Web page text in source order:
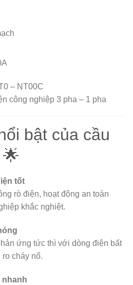
– NT00C
công nghiệp 3 pha – 1 pha
bật của cầu
tốt
rò điện, hoạt động an toàn
khắc nghiệt.
ứng tức thì với dòng điện bất
cháy nổ.
nhanh